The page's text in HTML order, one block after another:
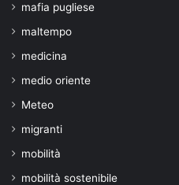
mafia pugliese
maltempo
medicina
medio oriente
Meteo
migranti
mobilità
mobilità sostenibile